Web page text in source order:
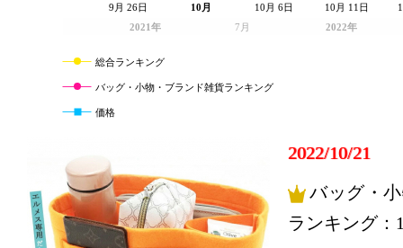
2021年 7月 2022年
9月 26日 10月 10月 6日 10月 11日
総合ランキング
バッグ・小物・ブランド雑貨ランキング
価格
2022/10/21
バッグ・
ランキング：